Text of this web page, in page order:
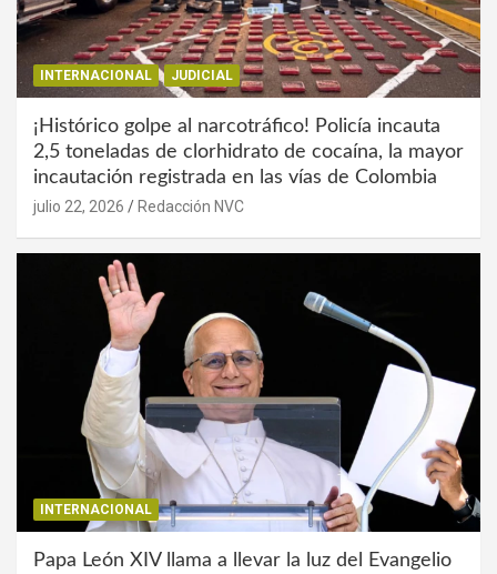
INTERNACIONAL JUDICIAL
¡Histórico golpe al narcotráfico! Policía incauta
2,5 toneladas de clorhidrato de cocaína, la mayor
incautación registrada en las vías de Colombia
julio 22, 2026 Redacción NVC
INTERNACIONAL
Papa León XIV llama a llevar la luz del Evangelio